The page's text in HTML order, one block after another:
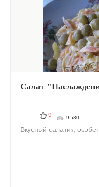
Салат
9 9 530
Вкусный салатик,